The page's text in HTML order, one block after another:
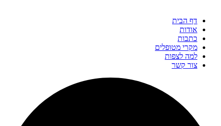
דף הבית
אודות
כתבות
מקרי מטופלים
למה לצפות
צור קשר